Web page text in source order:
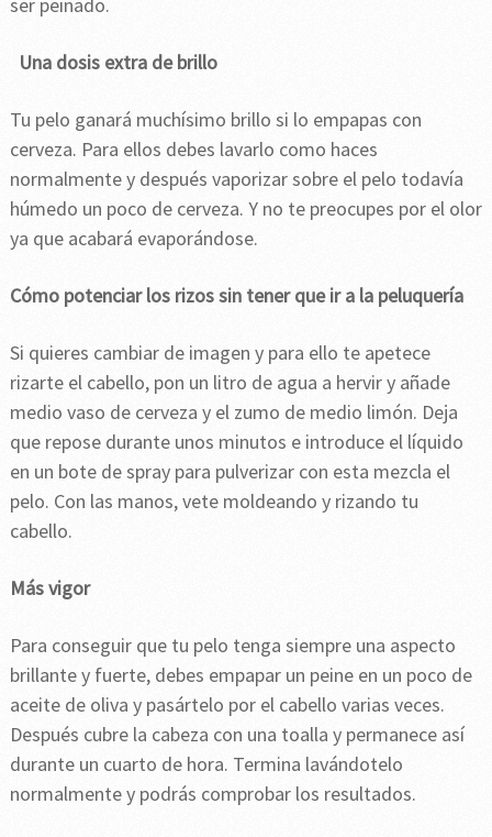
ser peinado.
Una dosis extra de brillo
Tu pelo ganará muchísimo brillo si lo empapas con
cerveza. Para ellos debes lavarlo como haces
normalmente y después vaporizar sobre el pelo todavía
húmedo un poco de cerveza. Y no te preocupes por el olor
ya que acabará evaporándose.
Cómo potenciar los rizos sin tener que ir a la peluquería
Si quieres cambiar de imagen y para ello te apetece
rizarte el cabello, pon un litro de agua a hervir y añade
medio vaso de cerveza y el zumo de medio limón. Deja
que repose durante unos minutos e introduce el líquido
en un bote de spray para pulverizar con esta mezcla el
pelo. Con las manos, vete moldeando y rizando tu
cabello.
Más vigor
Para conseguir que tu pelo tenga siempre una aspecto
brillante y fuerte, debes empapar un peine en un poco de
aceite de oliva y pasártelo por el cabello varias veces.
Después cubre la cabeza con una toalla y permanece así
durante un cuarto de hora. Termina lavándotelo
normalmente y podrás comprobar los resultados.